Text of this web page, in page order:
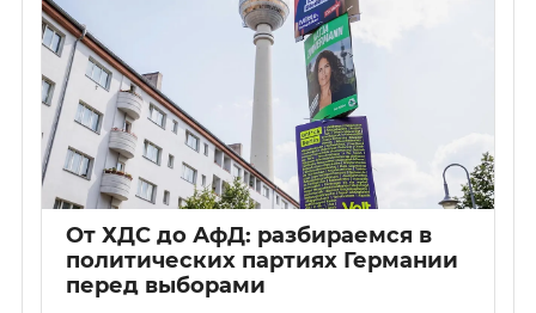
От ХДС до АфД: разбираемся в
политических партиях Германии
перед выборами